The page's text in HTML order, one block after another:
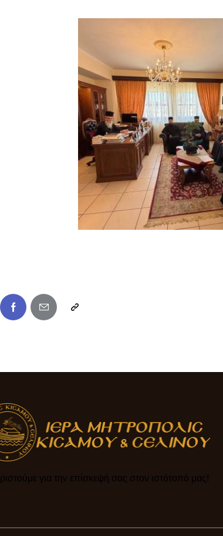
για την επίσκεψή σας στον ιστότοπό μας!​